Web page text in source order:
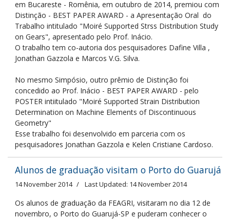
em Bucareste - Romênia, em outubro de 2014, premiou com
Distinção - BEST PAPER AWARD - a Apresentação Oral do
Trabalho intitulado "Moiré Supported Strss Distribution Study
on Gears", apresentado pelo Prof. Inácio.
O trabalho tem co-autoria dos pesquisadores Dafine Villa ,
Jonathan Gazzola e Marcos V.G. Silva.
No mesmo Simpósio, outro prêmio de Distinção foi
concedido ao Prof. Inácio - BEST PAPER AWARD - pelo
POSTER intiitulado "Moiré Supported Strain Distribution
Determination on Machine Elements of Discontinuous
Geometry"
Esse trabalho foi desenvolvido em parceria com os
pesquisadores Jonathan Gazzola e Kelen Cristiane Cardoso.
Alunos de graduação visitam o Porto do Guarujá
14 November 2014 Last Updated: 14 November 2014
Os alunos de graduação da FEAGRI, visitaram no dia 12 de
novembro, o Porto do Guarujá-SP e puderam conhecer o